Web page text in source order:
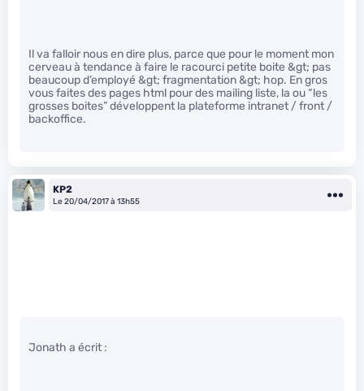
Il va falloir nous en dire plus, parce que pour le moment mon
cerveau à tendance à faire le racourci petite boite &gt; pas
beaucoup d’employé &gt; fragmentation &gt; hop. En gros
vous faites des pages html pour des mailing liste, la ou “les
grosses boites” développent la plateforme intranet / front /
backoffice.
KP2
Le 20/04/2017 à 13h55
Jonath a écrit :